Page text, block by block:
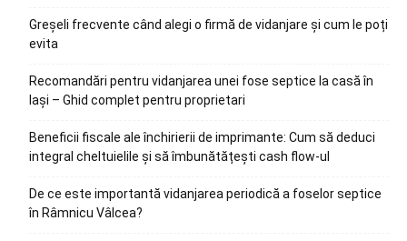
Greșeli frecvente când alegi o firmă de vidanjare și cum le poți
evita
Recomandări pentru vidanjarea unei fose septice la casă în
Iași – Ghid complet pentru proprietari
Beneficii fiscale ale închirierii de imprimante: Cum să deduci
integral cheltuielile și să îmbunătățești cash flow-ul
De ce este importantă vidanjarea periodică a foselor septice
în Râmnicu Vâlcea?